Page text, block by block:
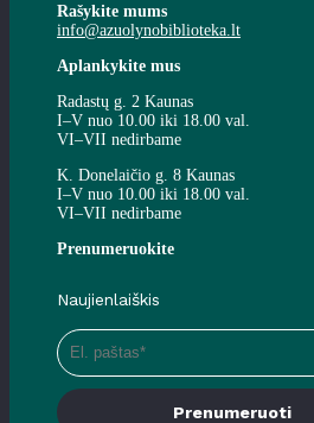
Rašykite mums
info@azuolynobiblioteka.lt
Aplankykite mus
Radastų g. 2 Kaunas
I–V nuo 10.00 iki 18.00 val.
VI–VII nedirbame
K. Donelaičio g. 8 Kaunas
I–V nuo 10.00 iki 18.00 val.
VI–VII nedirbame
Prenumeruokite
Naujienlaiškis
Prenumeruoti